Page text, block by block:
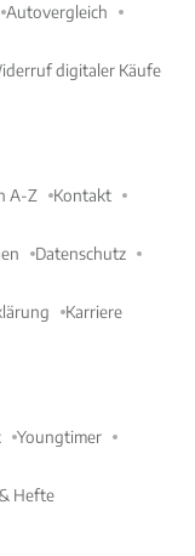
Autovergleich
digitaler Käufe
A-Z Kontakt
Datenschutz
Karriere
Youngtimer
Hefte